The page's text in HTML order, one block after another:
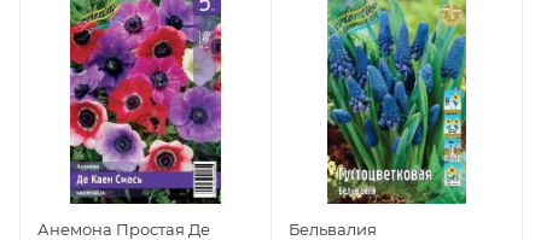
Анемона Простая Де
Бельвалия